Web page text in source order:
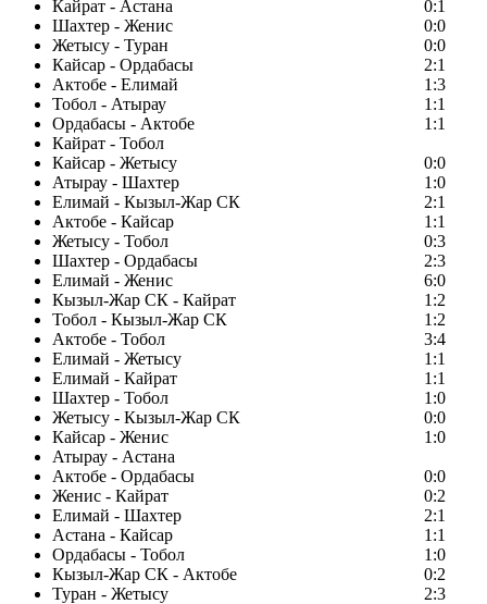
Кайрат - Астана
0:1
Шахтер - Женис
0:0
Жетысу - Туран
0:0
Кайсар - Ордабасы
2:1
Актобе - Елимай
1:3
Тобол - Атырау
1:1
Ордабасы - Актобе
1:1
Кайрат - Тобол
Кайсар - Жетысу
0:0
Атырау - Шахтер
1:0
Елимай - Кызыл-Жар СК
2:1
Актобе - Кайсар
1:1
Жетысу - Тобол
0:3
Шахтер - Ордабасы
2:3
Елимай - Женис
6:0
Кызыл-Жар СК - Кайрат
1:2
Тобол - Кызыл-Жар СК
1:2
Актобе - Тобол
3:4
Елимай - Жетысу
1:1
Елимай - Кайрат
1:1
Шахтер - Тобол
1:0
Жетысу - Кызыл-Жар СК
0:0
Кайсар - Женис
1:0
Атырау - Астана
Актобе - Ордабасы
0:0
Женис - Кайрат
0:2
Елимай - Шахтер
2:1
Астана - Кайсар
1:1
Ордабасы - Тобол
1:0
Кызыл-Жар СК - Актобе
0:2
Туран - Жетысу
2:3